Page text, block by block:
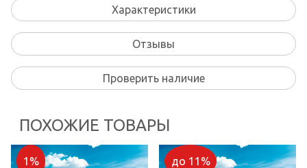
Характеристики
Отзывы
Проверить наличие
ПОХОЖИЕ ТОВАРЫ
1% до 11%